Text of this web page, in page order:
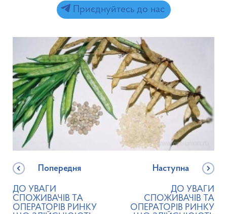
Приєднуйтесь до нас
Попередня
ДО УВАГИ
СПОЖИВАЧІВ ТА
ОПЕРАТОРІВ РИНКУ
Наступна
ДО УВАГИ
СПОЖИВАЧІВ ТА
ОПЕРАТОРІВ РИНКУ